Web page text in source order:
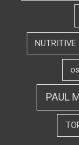
NUTRITIVE
PAUL